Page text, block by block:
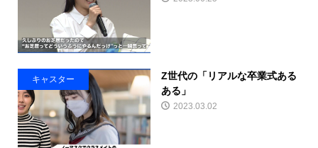
キャスター
Z世代の「リアルな卒業式ある
ある」
2023.03.02